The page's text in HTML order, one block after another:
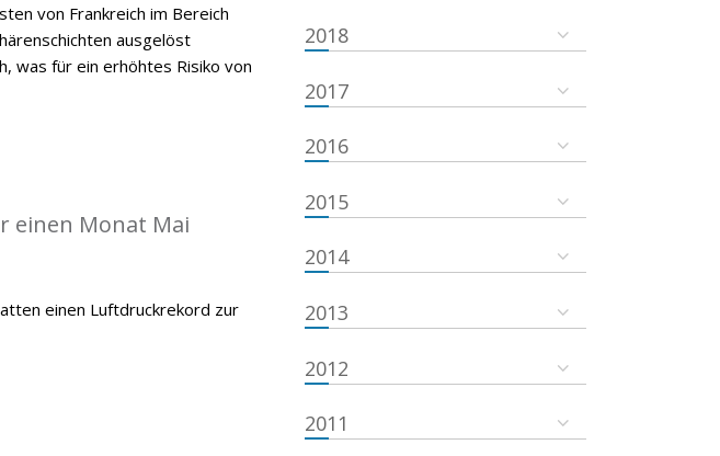
von Frankreich im Bereich
ausgelöst
was für ein erhöhtes Risiko von
einen Monat Mai
einen Luftdruckrekord zur
2018
2017
2016
2015
2014
2013
2012
2011